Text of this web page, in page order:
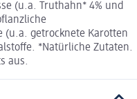
(u.a. Truthahn* 4% und
(u.a. getrocknete Karotten
*Natürliche Zutaten.
aus.